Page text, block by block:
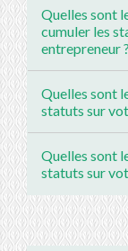
Quelles sont
cumuler les
entrepreneur ?
Quelles sont
statuts sur
Quelles sont
statuts sur